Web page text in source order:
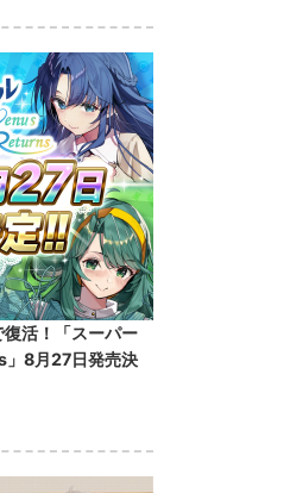
活！「スーパー
8月27日発売決